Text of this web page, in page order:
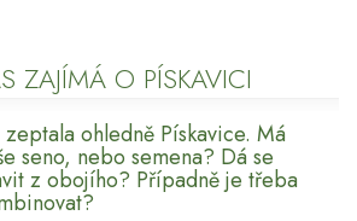
ZAJÍMÁ O PÍSKAVICI
zeptala ohledně Pískavice. Má
seno, nebo semena? Dá se
z obojího? Případně je třeba